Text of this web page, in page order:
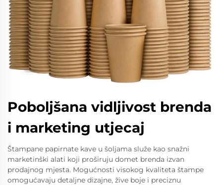
Poboljšana vidljivost brenda
i marketing utjecaj
Štampane papirnate kave u šoljama služe kao snažni
marketinški alati koji proširuju domet brenda izvan
prodajnog mjesta. Mogućnosti visokog kvaliteta štampe
omogućavaju detaljne dizajne, žive boje i preciznu